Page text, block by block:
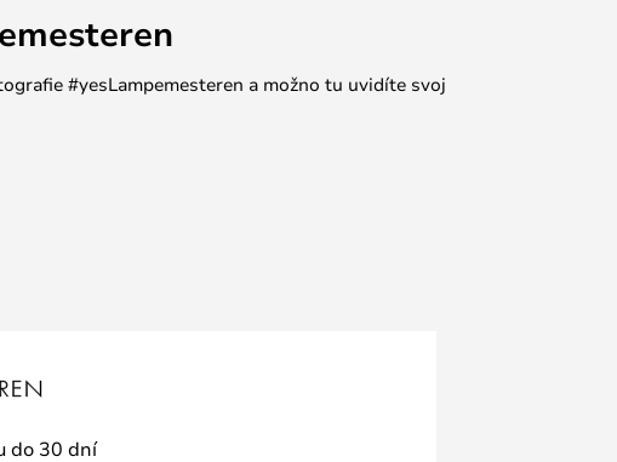
#yesLampemesteren a možno tu uvidíte svoj
do 30 dní